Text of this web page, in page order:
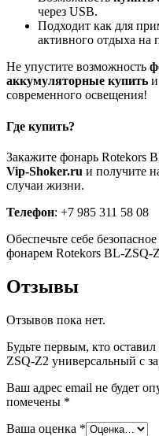
через USB.
Подходит как для
активного отдыха на
Не упустите возможность
аккумуляторные купить
современного освещения!
Где купить?
Закажите фонарь Rotekors
Vip-Shoker.ru и получите
случаи жизни.
Телефон: +7 985 311 58 08
Обеспечьте себе
фонарем Rotekors BL-ZSQ-
Отзывы
Отзывов пока нет.
Будьте первым, кто
ZSQ-Z2 универсальный с
Ваш адрес email не будет
помечены *
Ваша оценка *